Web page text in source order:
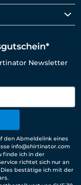
Newsletter
den Abmeldelink eines
info@shirtinator.com
finde ich in der
richtet sich nur an
Dies bestätige ich mit der